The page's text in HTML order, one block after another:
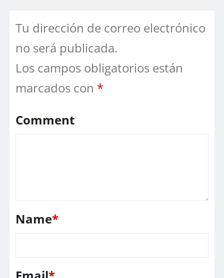
Tu dirección de correo electrónico
no será publicada.
Los campos obligatorios están
marcados con *
Comment
Name*